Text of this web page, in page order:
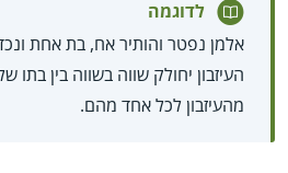
לדוגמה
אלמן נפטר והותיר אח, בת אחת
מהעיזבון לכל אחד מהם.